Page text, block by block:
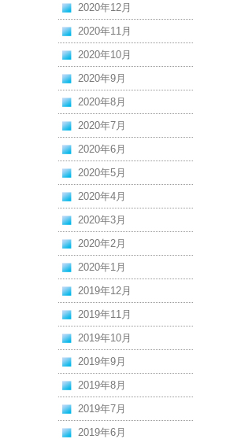
2020年12月
2020年11月
2020年10月
2020年9月
2020年8月
2020年7月
2020年6月
2020年5月
2020年4月
2020年3月
2020年2月
2020年1月
2019年12月
2019年11月
2019年10月
2019年9月
2019年8月
2019年7月
2019年6月